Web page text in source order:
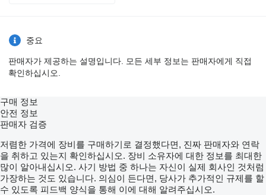
중요
판매자가 제공하는 설명입니다. 모든 세부 정보는 판매자에게 직접
확인하십시오.
구매 정보
안전 정보
판매자 검증
저렴한 가격에 장비를 구매하기로 결정했다면, 진짜 판매자와 연락
을 취하고 있는지 확인하십시오. 장비 소유자에 대한 정보를 최대한
많이 알아내십시오. 사기 방법 중 하나는 자신이 실제 회사인 것처럼
가장하는 것도 있습니다. 의심이 든다면, 당사가 추가적인 규제를 할
수 있도록 피드백 양식을 통해 이에 대해 알려주십시오.